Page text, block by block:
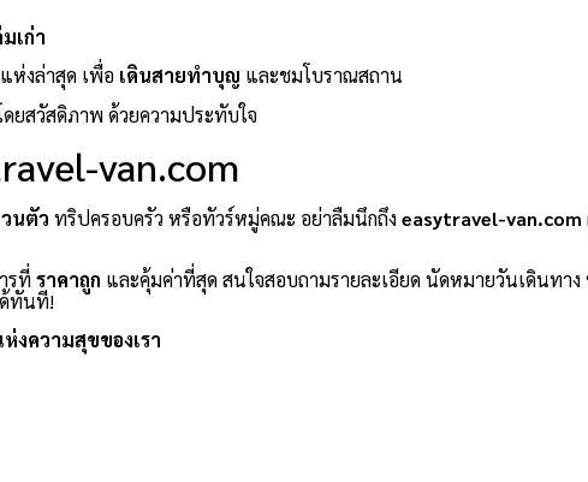
เก่า
ห่งล่าสุด เพื่อ เดินสายทำบุญ และชมโบราณสถาน
ยสวัสดิภาพ ด้วยความประทับใจ
van.com
นตัว ทริปครอบครัว หรือทัวร์หมู่คณะ อย่าลืมนึกถึง easytravel-van.com
รที่ ราคาถูก และคุ้มค่าที่สุด สนใจสอบถามรายละเอียด นัดหมายวันเดินทาง
ทันที!
งความสุขของเรา